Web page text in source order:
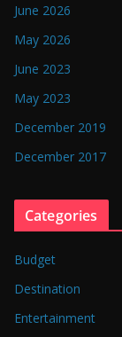
June 2026
May 2026
June 2023
May 2023
December 2019
December 2017
Categories
Budget
Destination
Entertainment